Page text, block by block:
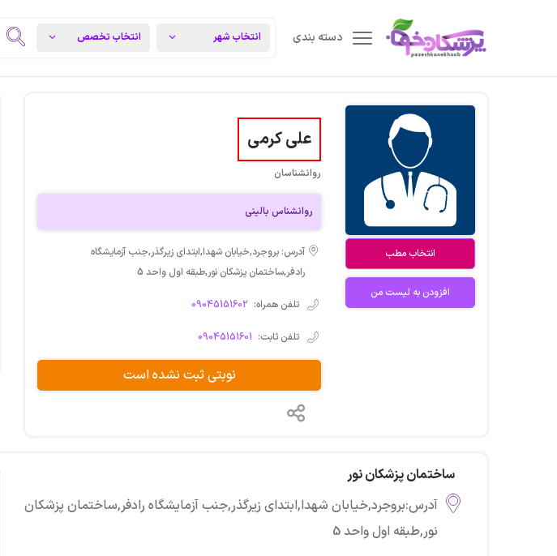
دسته بندی
انتخاب مطب
افزودن به لیست من
علی کرمی
روانشناسان
روانشناس بالینی
آدرس: بروجرد,خیابان شهدا,ابتدای زیرگذر,جنب آزمایشگاه
رادفر,ساختمان پزشکان نور,طبقه اول واحد 5
تلفن همراه: 09045151602
تلفن ثابت: 09045151601
نوبتی ثبت نشده است
ساختمان پزشکان نور
آدرس:بروجرد,خیابان شهدا,ابتدای زیرگذر,جنب آزمایشگاه رادفر,ساختمان پزشکان
نور,طبقه اول واحد 5